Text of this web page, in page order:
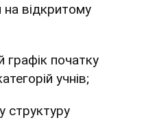
відкритому
графік початку
учнів;
структуру